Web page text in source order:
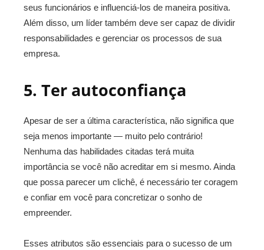
seus funcionários e influenciá-los de maneira positiva.
Além disso, um líder também deve ser capaz de dividir
responsabilidades e gerenciar os processos de sua
empresa.
5. Ter autoconfiança
Apesar de ser a última característica, não significa que
seja menos importante — muito pelo contrário!
Nenhuma das habilidades citadas terá muita
importância se você não acreditar em si mesmo. Ainda
que possa parecer um clichê, é necessário ter coragem
e confiar em você para concretizar o sonho de
empreender.
Esses atributos são essenciais para o sucesso de um